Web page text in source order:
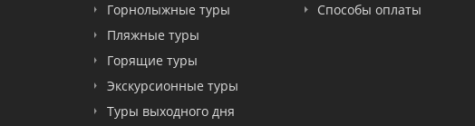
Горнолыжные туры
Пляжные туры
Горящие туры
Экскурсионные туры
Туры выходного дня
Способы оплаты